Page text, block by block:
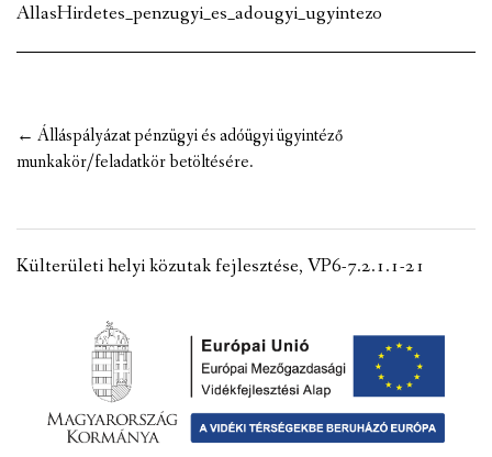
ÖNKORMÁNYZAT
VÁLASZTÁSI INFORMÁCIÓK
TÁRSULÁS
PÁLYÁZATOK
HIRDETMÉNYEK
AllasHirdetes_penzugyi_es_adougyi_ugyintezo
Post
navigation
← Álláspályázat pénzügyi és adóügyi ügyintéző
munkakör/feladatkör betöltésére.
Külterületi helyi közutak fejlesztése, VP6-7.2.1.1-21